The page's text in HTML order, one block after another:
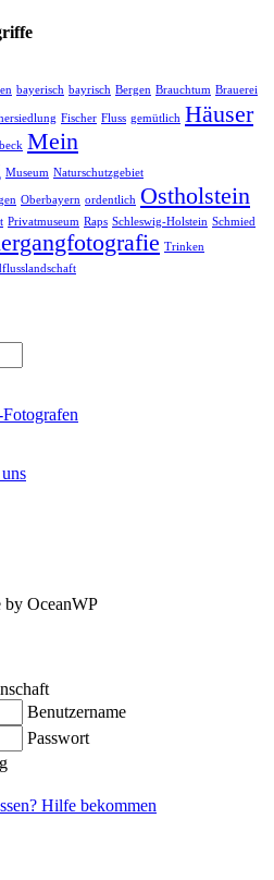
bayerisch bayrisch Bergen Brauchtum Brauerei
Fischer Fluss gemütlich Häuser
Mein
Museum Naturschutzgebiet
Oberbayern ordentlich Ostholstein
Privatmuseum Raps Schleswig-Holstein Schmied
Trinken
by OceanWP
Benutzername
Passwort
Hilfe bekommen